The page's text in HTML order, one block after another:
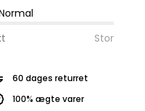
Stor
60 dages returret
100% ægte varer